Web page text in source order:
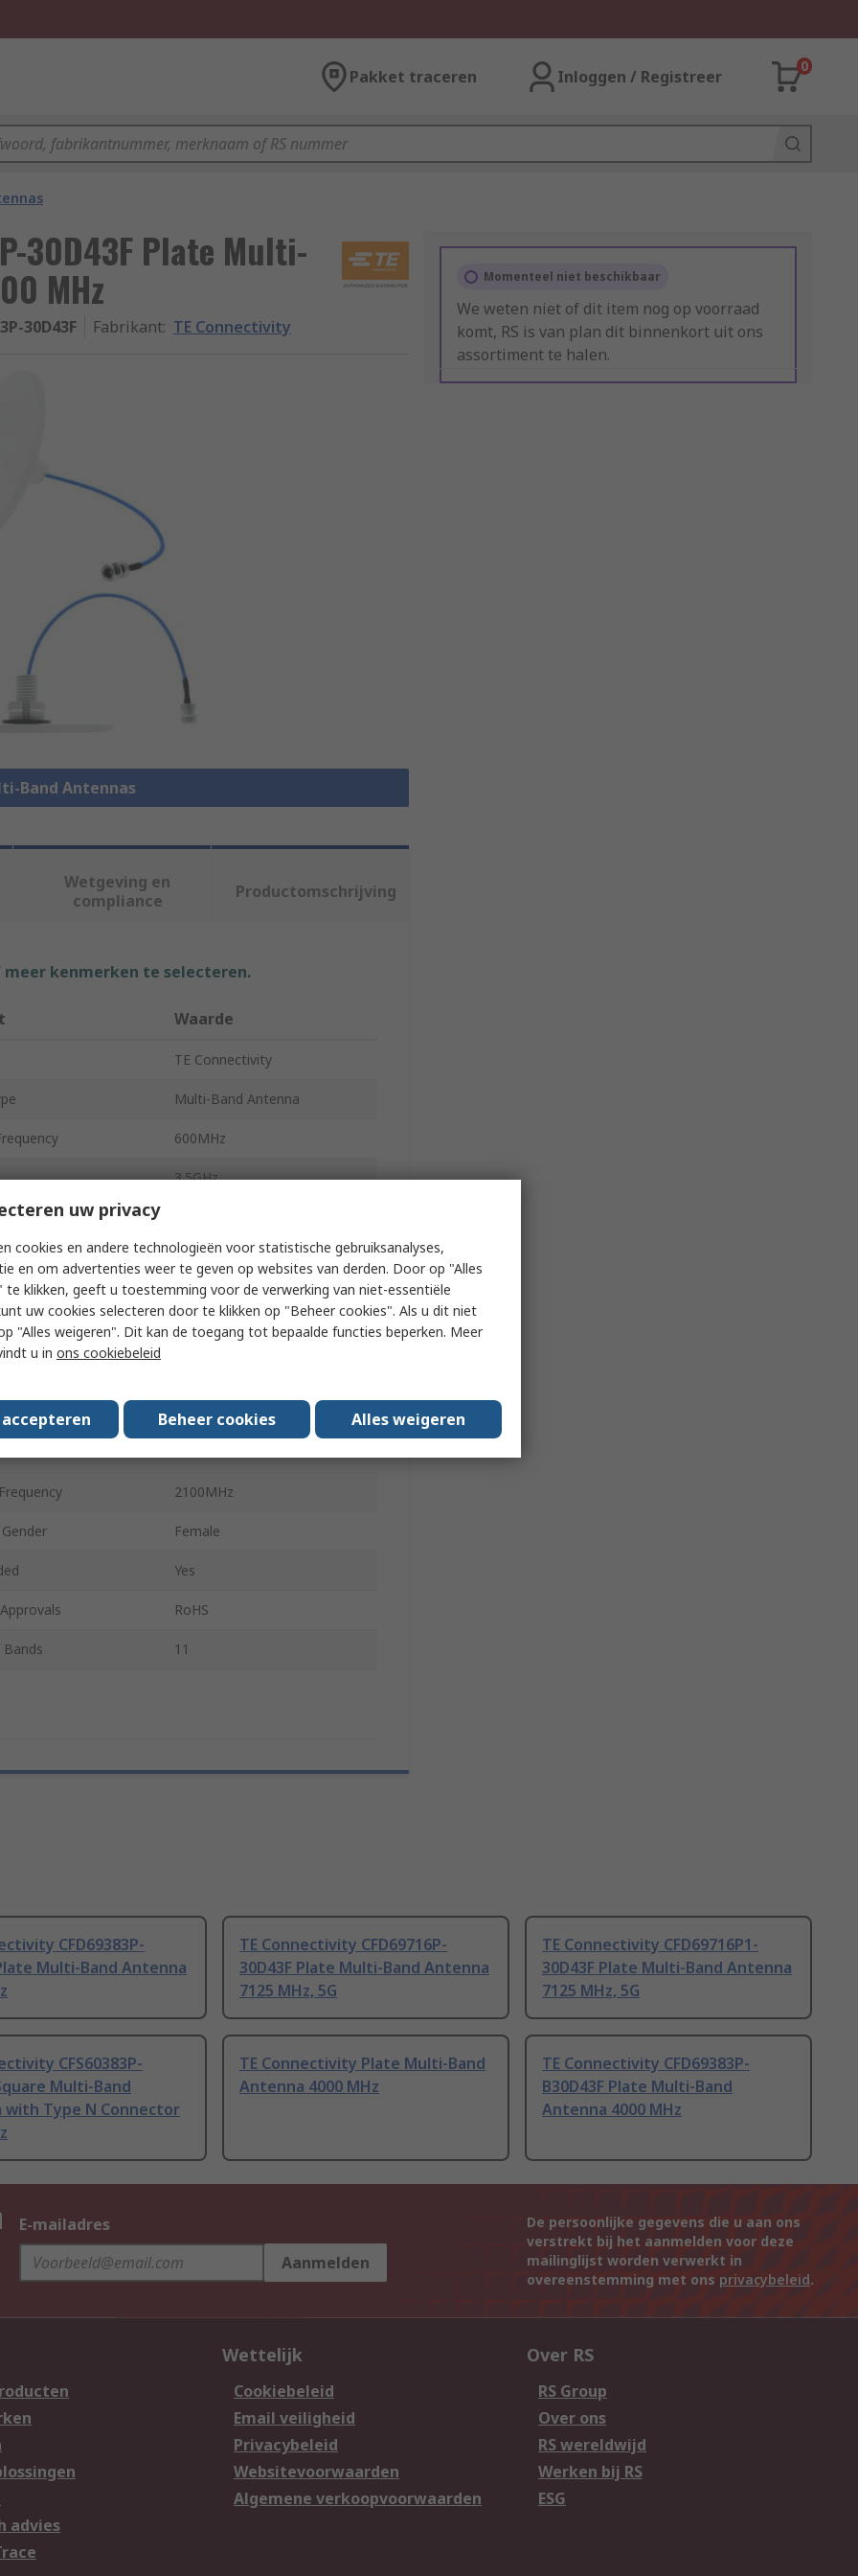
Pakket traceren Inloggen / Registreer
0
30D43F Plate Multi-
MHz
30D43F Fabrikant: TE Connectivity
Band Antennas
Momenteel niet beschikbaar
We weten niet of dit item nog op voorraad
komt, RS is van plan dit binnenkort uit ons
assortiment te halen.
Wetgeving en
compliance
Productomschrijving
kenmerken te selecteren.
Waarde
TE Connectivity
Multi-Band Antenna
600MHz
3.5GHz
Type Ceiling
5.8dBi
Form Plate
0.3m
2100MHz
Female
Yes
RoHS
11
CFD69383P-
Multi-Band Antenna
TE Connectivity CFD69716P-
30D43F Plate Multi-Band Antenna
7125 MHz, 5G
TE Connectivity CFD69716P1-
30D43F Plate Multi-Band Antenna
7125 MHz, 5G
CFS60383P-
Multi-Band
with Type N Connector
TE Connectivity Plate Multi-Band
Antenna 4000 MHz
TE Connectivity CFD69383P-
B30D43F Plate Multi-Band
Antenna 4000 MHz
E-mailadres
Aanmelden
De persoonlijke gegevens die u aan ons
verstrekt bij het aanmelden voor deze
mailinglijst worden verwerkt in
overeenstemming met ons privacybeleid.
advies
Wettelijk
Cookiebeleid
Email veiligheid
Privacybeleid
Websitevoorwaarden
Algemene verkoopvoorwaarden
Over RS
RS Group
Over ons
RS wereldwijd
Werken bij RS
ESG
uw privacy
cookies en andere technologieën voor statistische gebruiksanalyses,
en om advertenties weer te geven op websites van derden. Door op "Alles
te klikken, geeft u toestemming voor de verwerking van niet-essentiële
uw cookies selecteren door te klikken op "Beheer cookies". Als u dit niet
"Alles weigeren". Dit kan de toegang tot bepaalde functies beperken. Meer
u in ons cookiebeleid
Beheer cookies Alles weigeren